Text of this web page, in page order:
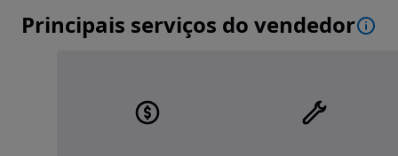
Principais serviços do vendedor